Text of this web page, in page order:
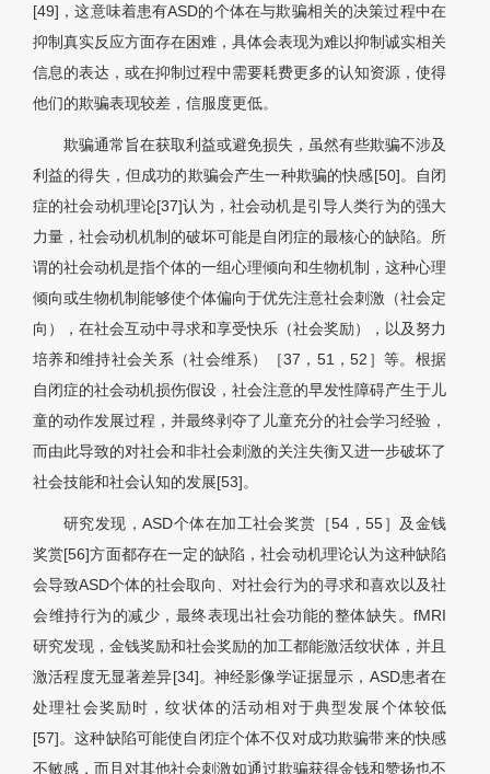
[49]，这意味着患有ASD的个体在与欺骗相关的决策过程中在
抑制真实反应方面存在困难，具体会表现为难以抑制诚实相关
信息的表达，或在抑制过程中需要耗费更多的认知资源，使得
他们的欺骗表现较差，信服度更低。
欺骗通常旨在获取利益或避免损失，虽然有些欺骗不涉及
利益的得失，但成功的欺骗会产生一种欺骗的快感[50]。自闭
症的社会动机理论[37]认为，社会动机是引导人类行为的强大
力量，社会动机机制的破坏可能是自闭症的最核心的缺陷。所
谓的社会动机是指个体的一组心理倾向和生物机制，这种心理
倾向或生物机制能够使个体偏向于优先注意社会刺激（社会定
向），在社会互动中寻求和享受快乐（社会奖励），以及努力
培养和维持社会关系（社会维系）［37，51，52］等。根据
自闭症的社会动机损伤假设，社会注意的早发性障碍产生于儿
童的动作发展过程，并最终剥夺了儿童充分的社会学习经验，
而由此导致的对社会和非社会刺激的关注失衡又进一步破坏了
社会技能和社会认知的发展[53]。
研究发现，ASD个体在加工社会奖赏［54，55］及金钱
奖赏[56]方面都存在一定的缺陷，社会动机理论认为这种缺陷
会导致ASD个体的社会取向、对社会行为的寻求和喜欢以及社
会维持行为的减少，最终表现出社会功能的整体缺失。fMRI
研究发现，金钱奖励和社会奖励的加工都能激活纹状体，并且
激活程度无显著差异[34]。神经影像学证据显示，ASD患者在
处理社会奖励时，纹状体的活动相对于典型发展个体较低
[57]。这种缺陷可能使自闭症个体不仅对成功欺骗带来的快感
不敏感，而且对其他社会刺激如通过欺骗获得金钱和赞扬也不